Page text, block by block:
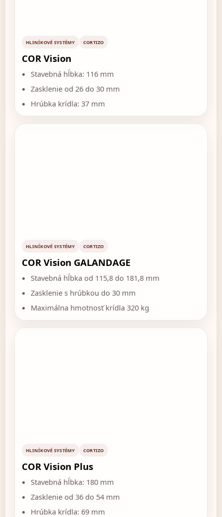
HLINÍKOVÉ SYSTÉMY CORTIZO
COR Vision
Stavebná hĺbka: 116 mm
Zasklenie od 26 do 30 mm
Hrúbka krídla: 37 mm
HLINÍKOVÉ SYSTÉMY CORTIZO
COR Vision GALANDAGE
Stavebná hĺbka od 115,8 do 181,8 mm
Zasklenie s hrúbkou do 30 mm
Maximálna hmotnosť krídla 320 kg
HLINÍKOVÉ SYSTÉMY CORTIZO
COR Vision Plus
Stavebná hĺbka: 180 mm
Zasklenie od 36 do 54 mm
Hrúbka krídla: 69 mm